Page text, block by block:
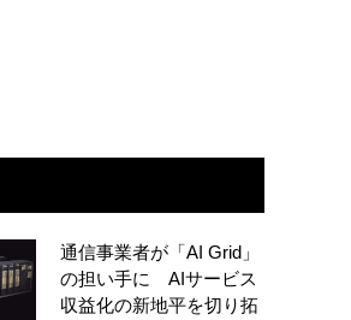
通信事業者が「AI Grid」
の担い手に AIサービス
収益化の新地平を切り拓